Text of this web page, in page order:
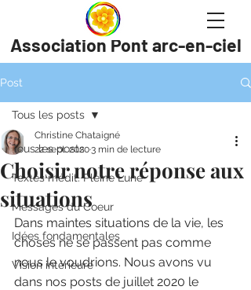
Association Pont arc-en-ciel
Post
Tous les posts
Textes médit. Pleine Lune
Messages du Coeur
Idées fondamentales
Vision intérieure
Tous les posts
Choisir notre réponse aux
situations
Christine Chataigné
22 sept. 20203 min de lecture
Dans maintes situations de la vie, les
choses ne se passent pas comme
nous le voudrions. Nous avons vu
dans nos posts de juillet 2020 le